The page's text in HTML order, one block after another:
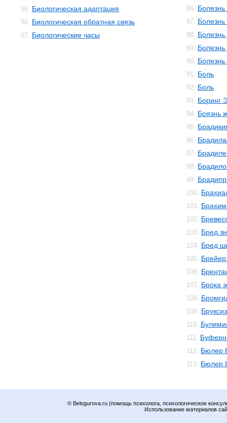
55. Биологическая адаптация
56. Биологическая обратная связь
57. Биологические часы
86.
87.
88.
89.
90.
91. Боль
92. Боль
93. Боринг
94. Боязнь
95.
96.
97.
98.
99.
100.
101.
102.
103. Бред
104. Бред
105.
106.
107. Брока
108.
109.
110.
111.
112. Бюлер
113. Бюлер
© Belogurova.ru (помощь психолога, психологическое
Использование материалов